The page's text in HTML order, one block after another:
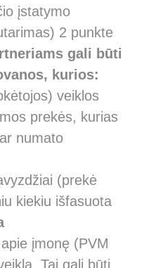
įstatymo
2 punkte
gali būti
kurios:
veiklos
prekės, kurias
numato
(prekė
kiekiu išfasuota
įmonę (PVM
Tai gali būti